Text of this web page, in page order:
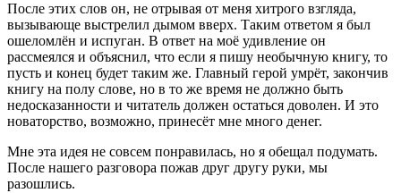
После этих слов он, не отрывая от меня хитрого взгляда,
вызывающе выстрелил дымом вверх. Таким ответом я был
ошеломлён и испуган. В ответ на моё удивление он
рассмеялся и объяснил, что если я пишу необычную книгу, то
пусть и конец будет таким же. Главный герой умрёт, закончив
книгу на полу слове, но в то же время не должно быть
недосказанности и читатель должен остаться доволен. И это
новаторство, возможно, принесёт мне много денег.
Мне эта идея не совсем понравилась, но я обещал подумать.
После нашего разговора пожав друг другу руки, мы
разошлись.